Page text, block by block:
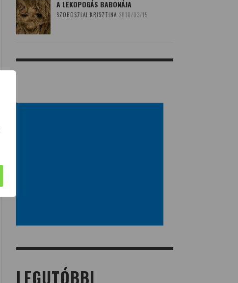
A LEKOPOGÁS BABONÁJA
SZOBOSZLAI KRISZTINA 2018/03/15
LEGUTÓBBI